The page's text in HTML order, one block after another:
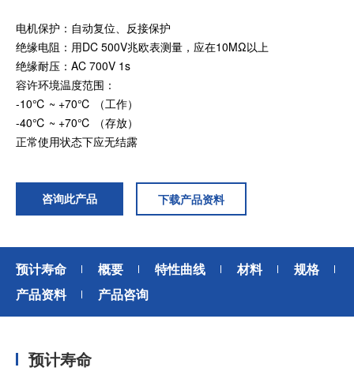
加入我们
电机保护：自动复位、反接保护
绝缘电阻：用DC 500V兆欧表测量，应在10MΩ以上
绝缘耐压：AC 700V 1s
容许环境温度范围：
-10℃ ~ +70℃ （工作）
-40℃ ~ +70℃ （存放）
正常使用状态下应无结露
咨询此产品 下载产品资料
预计寿命 概要 特性曲线 材料
规格
产品资料
产品咨询
预计寿命